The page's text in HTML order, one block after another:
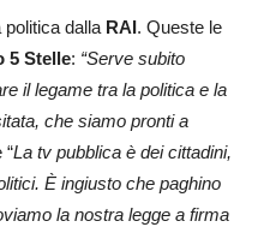
politica dalla RAI. Queste le
5 Stelle: “Serve subito
il legame tra la politica e la
che siamo pronti a
“La tv pubblica è dei cittadini,
È ingiusto che paghino
la nostra legge a firma